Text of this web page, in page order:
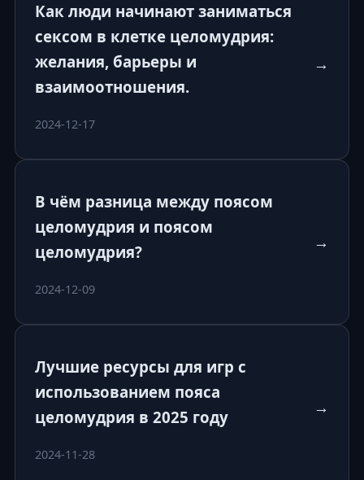
Как люди начинают заниматься
сексом в клетке целомудрия:
желания, барьеры и
взаимоотношения.
2024-12-17
→
В чём разница между поясом
целомудрия и поясом
целомудрия?
2024-12-09
→
Лучшие ресурсы для игр с
использованием пояса
целомудрия в 2025 году
2024-11-28
→